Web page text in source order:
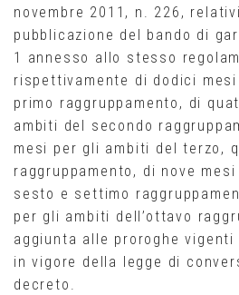
novembre 2011, n. 226,
pubblicazione del bando di
1 annesso allo stesso
rispettivamente di dodici
primo raggruppamento, di
ambiti del secondo
mesi per gli ambiti del terzo,
raggruppamento, di nove
sesto e settimo
per gli ambiti dell’ottavo
aggiunta alle proroghe
in vigore della legge di
decreto.